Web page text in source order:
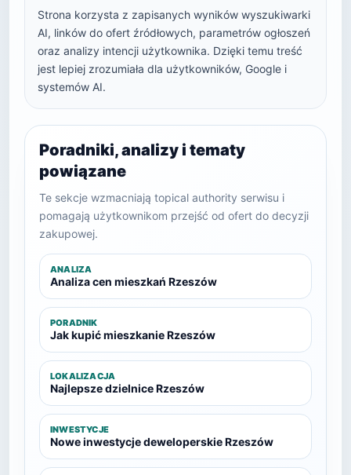
Strona korzysta z zapisanych wyników wyszukiwarki
AI, linków do ofert źródłowych, parametrów ogłoszeń
oraz analizy intencji użytkownika. Dzięki temu treść
jest lepiej zrozumiała dla użytkowników, Google i
systemów AI.
Poradniki, analizy i tematy
powiązane
Te sekcje wzmacniają topical authority serwisu i
pomagają użytkownikom przejść od ofert do decyzji
zakupowej.
ANALIZA
Analiza cen mieszkań Rzeszów
PORADNIK
Jak kupić mieszkanie Rzeszów
LOKALIZACJA
Najlepsze dzielnice Rzeszów
INWESTYCJE
Nowe inwestycje deweloperskie Rzeszów